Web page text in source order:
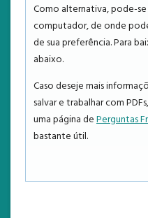
NOTÍCIAS
ESTATÍSTICAS
TEMPLATE
Como alternativa, pode-
computador, de onde
de sua preferência. Para
abaixo.
Caso deseje mais
salvar e trabalhar com
uma página dePerguntas
bastante útil.